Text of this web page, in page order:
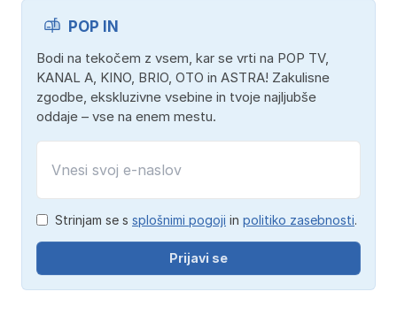
POP IN
Bodi na tekočem z vsem, kar se vrti na POP TV,
KANAL A, KINO, BRIO, OTO in ASTRA! Zakulisne
zgodbe, ekskluzivne vsebine in tvoje najljubše
oddaje – vse na enem mestu.
Strinjam se s splošnimi pogoji in politiko zasebnosti.
Prijavi se